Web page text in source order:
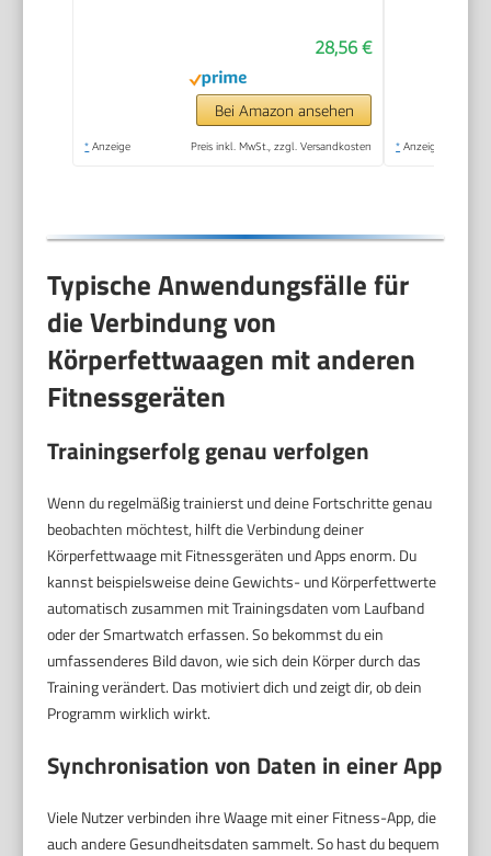
Muskelanteil,
Kalorienbedarf etc.,
XL-Display,
28,56 €
Bei Amazon ansehen
* Anzeige Preis inkl. MwSt., zzgl. Versandkosten * Anzeige
Typische Anwendungsfälle für
die Verbindung von
Körperfettwaagen mit anderen
Fitnessgeräten
Trainingserfolg genau verfolgen
Wenn du regelmäßig trainierst und deine Fortschritte genau
beobachten möchtest, hilft die Verbindung deiner
Körperfettwaage mit Fitnessgeräten und Apps enorm. Du
kannst beispielsweise deine Gewichts- und Körperfettwerte
automatisch zusammen mit Trainingsdaten vom Laufband
oder der Smartwatch erfassen. So bekommst du ein
umfassenderes Bild davon, wie sich dein Körper durch das
Training verändert. Das motiviert dich und zeigt dir, ob dein
Programm wirklich wirkt.
Synchronisation von Daten in einer App
Viele Nutzer verbinden ihre Waage mit einer Fitness-App, die
auch andere Gesundheitsdaten sammelt. So hast du bequem